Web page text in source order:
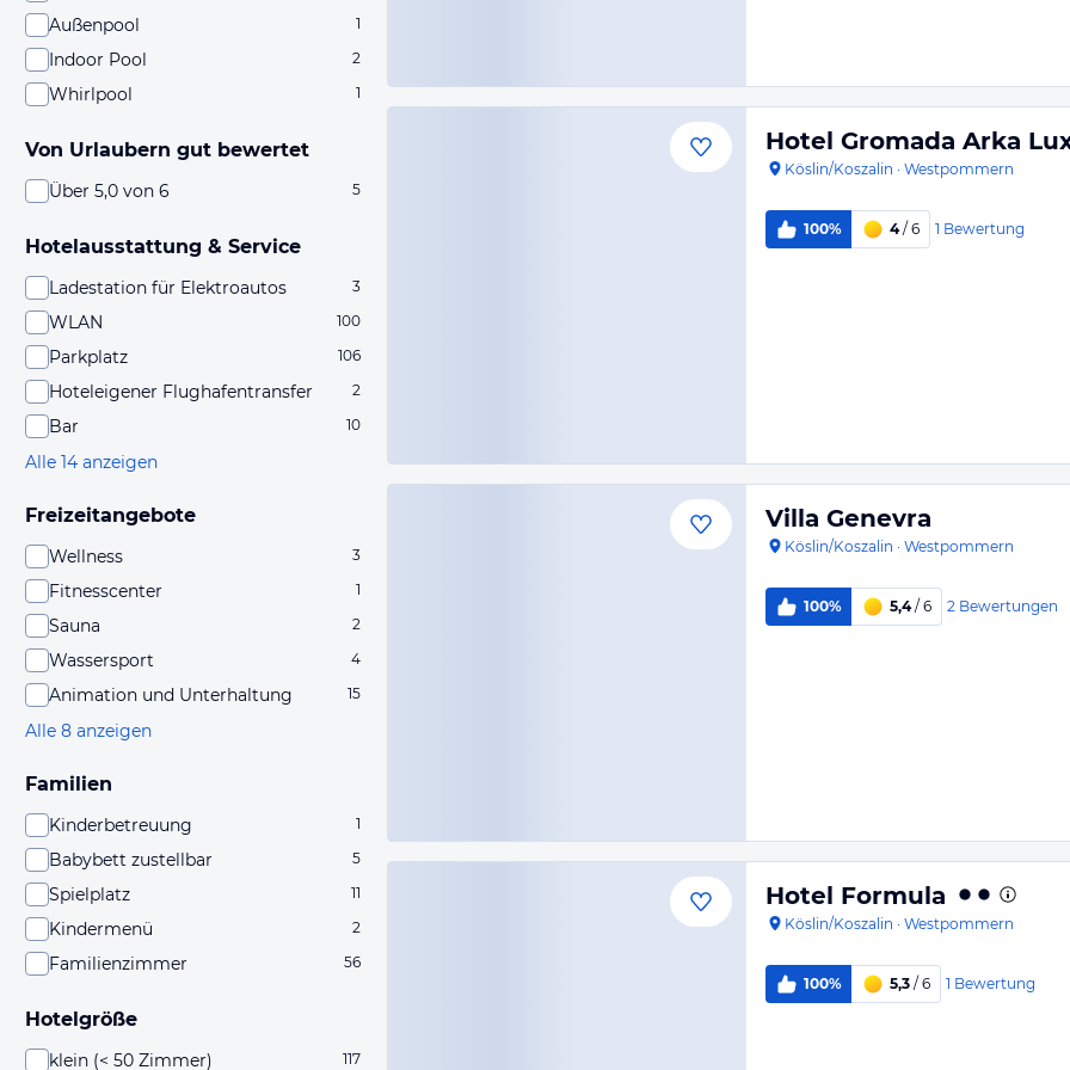
Außenpool
1
Indoor Pool 2
Whirlpool 1
Von Urlaubern gut bewertet
Über 5,0 von 6 5
Hotelausstattung & Service
Ladestation für Elektroautos 3
WLAN 100
Parkplatz 106
Hoteleigener Flughafentransfer 2
Bar 10
Alle 14 anzeigen
Freizeitangebote
Wellness 3
Fitnesscenter 1
Sauna 2
Wassersport 4
Animation und Unterhaltung 15
Alle 8 anzeigen
Familien
Kinderbetreuung 1
Babybett zustellbar 5
Spielplatz 11
Kindermenü 2
Familienzimmer 56
Hotelgröße
klein (< 50 Zimmer) 117
Hotel Gromada Arka
Köslin/Koszalin · Westpommern
100% 4/ 6 1 Bewertung
Villa Genevra
Köslin/Koszalin · Westpommern
100% 5,4/ 6 2 Bewertungen
Hotel Formula
Köslin/Koszalin · Westpommern
100% 5,3 / 6 1 Bewertung